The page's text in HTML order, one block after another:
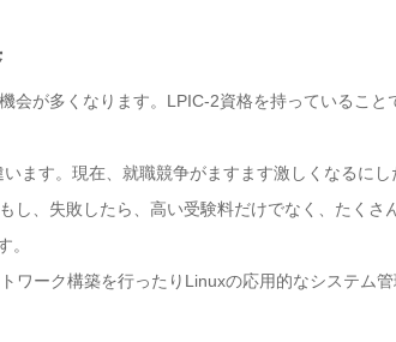
会が多くなります。LPIC-2資格を持っているこ
ます。現在、就職競争がますます激しくなるに
し、失敗したら、高い受験料だけでなく、たく
。
ワーク構築を行ったりLinuxの応用的なシステム